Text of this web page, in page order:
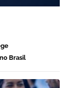
Brasil